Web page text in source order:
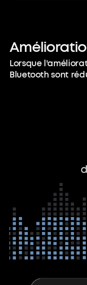
Lorsque
Bluetooth sont